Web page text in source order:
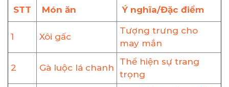
STT Món ăn Ý nghĩa/Đặc điểm
1 Xôi gấc
Tượng trưng cho
may mắn
2 Gà luộc lá chanh
Thể hiện sự trang
trọng